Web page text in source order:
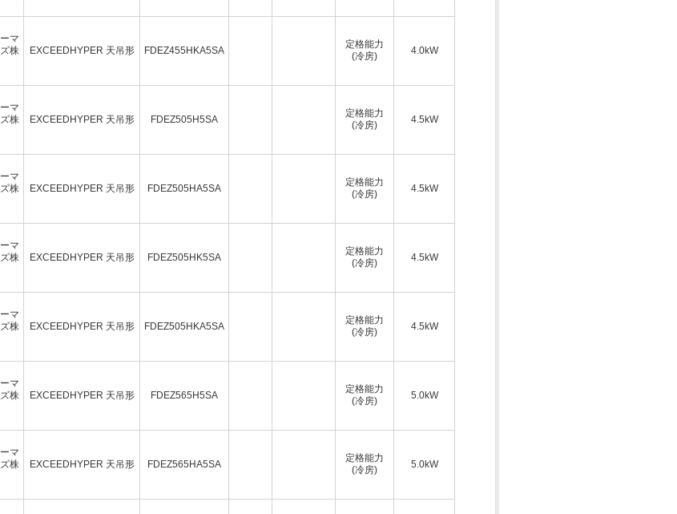
マ
株
EXCEEDHYPER 天吊形 FDEZ455HKA5SA
定格能力
(冷房)
4.0kW
マ
株
EXCEEDHYPER 天吊形 FDEZ505H5SA
定格能力
(冷房)
4.5kW
マ
株
EXCEEDHYPER 天吊形 FDEZ505HA5SA
定格能力
(冷房)
4.5kW
マ
株
EXCEEDHYPER 天吊形 FDEZ505HK5SA
定格能力
(冷房)
4.5kW
マ
株
EXCEEDHYPER 天吊形 FDEZ505HKA5SA
定格能力
(冷房)
4.5kW
マ
株
EXCEEDHYPER 天吊形 FDEZ565H5SA
定格能力
(冷房)
5.0kW
マ
株
EXCEEDHYPER 天吊形 FDEZ565HA5SA
定格能力
(冷房)
5.0kW